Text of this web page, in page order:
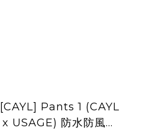
[CAYL] Pants 1 (CAYL
x USAGE) 防水防風長